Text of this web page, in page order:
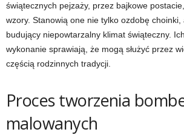
świątecznych pejzaży, przez bajkowe
wzory. Stanowią one nie tylko ozdobę
budujący niepowtarzalny klimat świąteczny.
wykonanie sprawiają, że mogą służyć przez
częścią rodzinnych tradycji.
Proces tworzenia
malowanych